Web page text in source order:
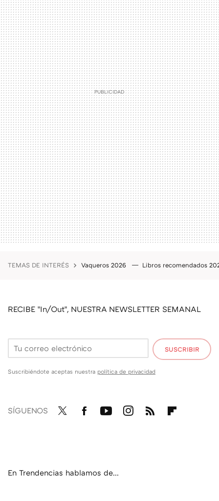
TEMAS DE INTERÉS Vaqueros 2026 Libros recomendados
RECIBE "In/Out", NUESTRA NEWSLETTER SEMANAL
SUSCRIBIR
Suscribiéndote aceptas nuestra política de privacidad
SÍGUENOS
En Trendencias hablamos de...